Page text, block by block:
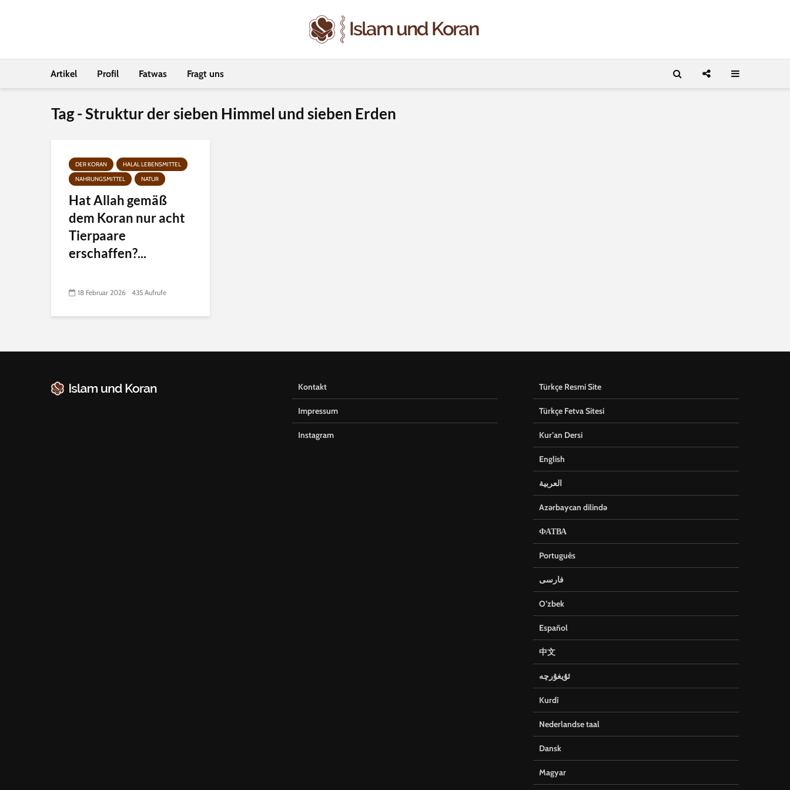
Artikel Profil Fatwas Fragt uns
Tag - Struktur der sieben Himmel und sieben Erden
DER KORAN
HALAL LEBENSMITTEL
NAHRUNGSMITTEL
NATUR
Hat Allah gemäß
dem Koran nur acht
Tierpaare
erschaffen?...
18 Februar 2026 435 Aufrufe
Kontakt
Impressum
Instagram
Türkçe Resmi Site
Türkçe Fetva Sitesi
Kur’an Dersi
English
العربية
Azərbaycan dilində
ФАТВА
Português
فارسی
O’zbek
Español
中文
ئۇيغۇرچە
Kurdî
Nederlandse taal
Dansk
Magyar